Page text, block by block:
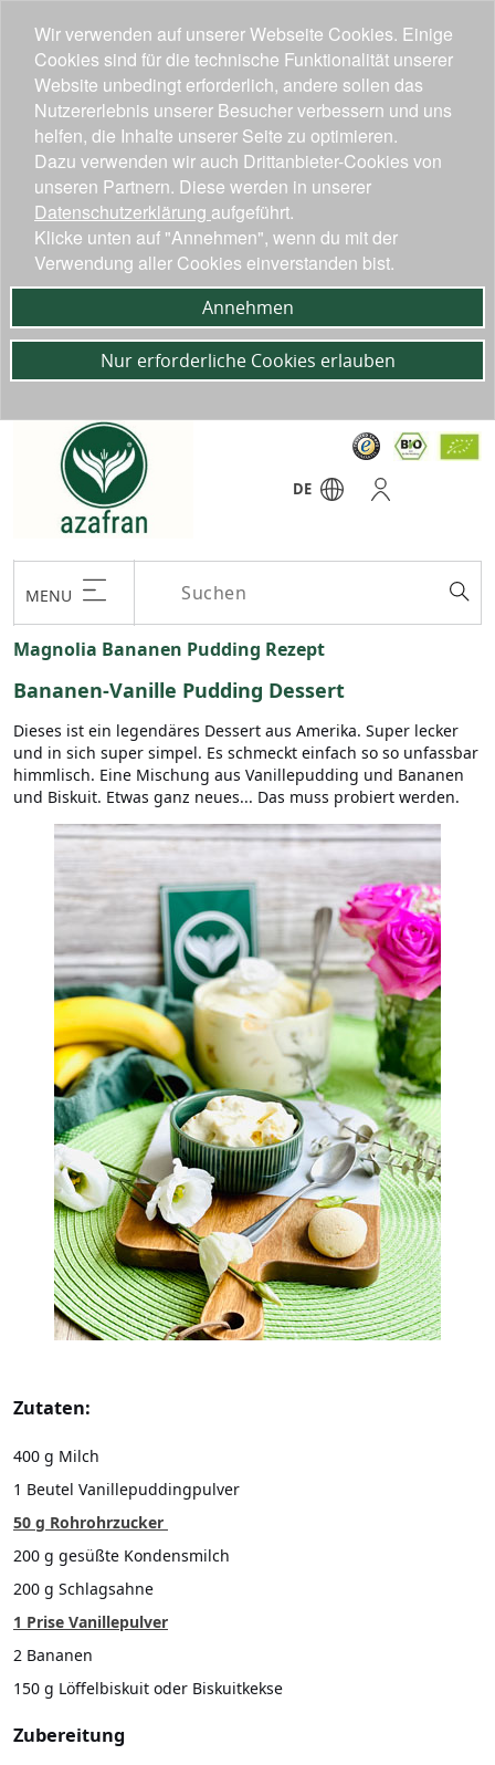
DE
MENU
Magnolia Bananen Pudding Rezept
Bananen-Vanille Pudding Dessert
Dieses ist ein legendäres Dessert aus Amerika. Super lecker
und in sich super simpel. Es schmeckt einfach so so unfassbar
himmlisch. Eine Mischung aus Vanillepudding und Bananen
und Biskuit. Etwas ganz neues... Das muss probiert werden.
Zutaten:
400 g Milch
1 Beutel Vanillepuddingpulver
50 g Rohrohrzucker
200 g gesüßte Kondensmilch
200 g Schlagsahne
1 Prise Vanillepulver
2 Bananen
150 g Löffelbiskuit oder Biskuitkekse
Zubereitung
Wir verwenden auf unserer Webseite Cookies. Einige
Cookies sind für die technische Funktionalität unserer
Website unbedingt erforderlich, andere sollen das
Nutzererlebnis unserer Besucher verbessern und uns
helfen, die Inhalte unserer Seite zu optimieren.
Dazu verwenden wir auch Drittanbieter-Cookies von
unseren Partnern. Diese werden in unserer
Datenschutzerklärung aufgeführt.
Klicke unten auf "Annehmen", wenn du mit der
Verwendung aller Cookies einverstanden bist.
Annehmen
Nur erforderliche Cookies erlauben